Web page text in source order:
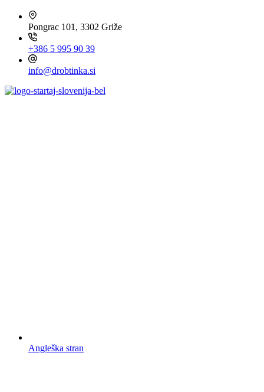
Pongrac 101, 3302 Griže
+386 5 995 90 39
info@drobtinka.si
Angleška stran